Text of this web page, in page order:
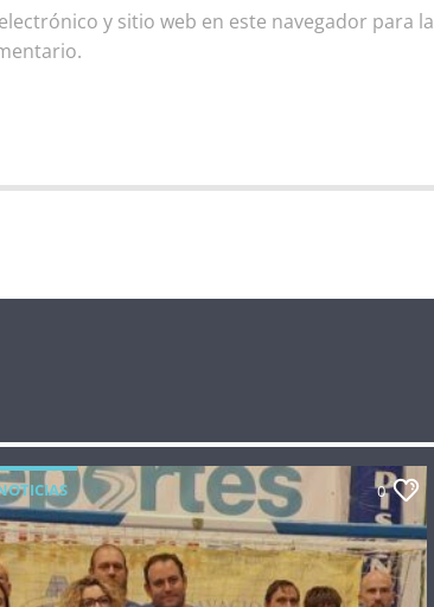
y sitio web en este navegador para la
0